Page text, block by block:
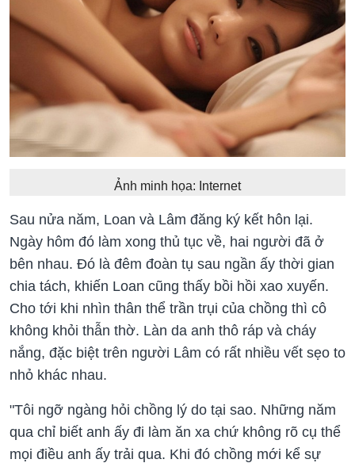
Ảnh minh họa: Internet
Sau nửa năm, Loan và Lâm đăng ký kết hôn lại.
Ngày hôm đó làm xong thủ tục về, hai người đã ở
bên nhau. Đó là đêm đoàn tụ sau ngần ấy thời gian
chia tách, khiến Loan cũng thấy bồi hồi xao xuyến.
Cho tới khi nhìn thân thể trần trụi của chồng thì cô
không khỏi thẫn thờ. Làn da anh thô ráp và cháy
nắng, đặc biệt trên người Lâm có rất nhiều vết sẹo to
nhỏ khác nhau.
"Tôi ngỡ ngàng hỏi chồng lý do tại sao. Những năm
qua chỉ biết anh ấy đi làm ăn xa chứ không rõ cụ thể
mọi điều anh ấy trải qua. Khi đó chồng mới kể sự